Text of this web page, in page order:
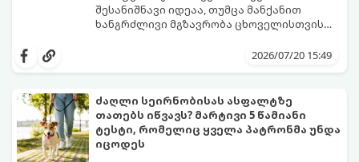
შესანიშნავი იდეაა, თუმცა მანქანით
ხანგრძლივი მგზავრობა ცხოველისთვის
დაავადებასთან (გულისრევასთან) და
თქვენთვის, ისე თქვენი ოთხფეხა
მომზადებაა საჭირო.
გთავაზობთ პროფესიონალურ
გზამკვლევს, თუ როგორ მოამზადოთ
ძაღლი ან კატა ხანგრძლივი
ავტომოგზაურობისთვის.
2026/07/20 15:49
ძაღლი სეირნობისას ასფალტზე
თათებს იწვავს? მარტივი 5 წამიანი
ტესტი, რომელიც ყველა პატრონმა უნდა
იცოდეს